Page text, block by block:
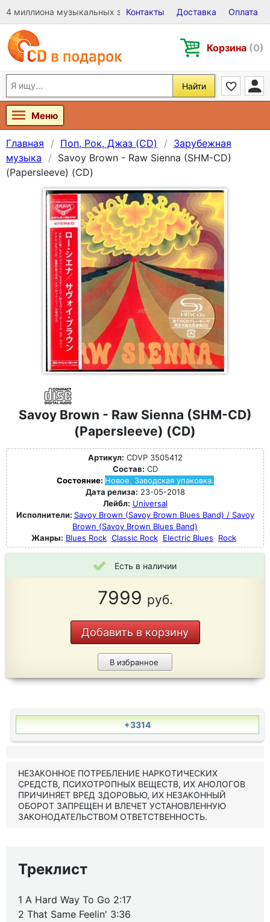
4 миллиона музыкальных записей на Виниле, CD и DVD
Контакты Доставка Оплата
Корзина (0)
Найти
Меню
Главная Поп, Рок, Джаз (CD)
Зарубежная
музыка
Savoy Brown - Raw Sienna (SHM-CD)
(Papersleeve) (CD)
Savoy Brown - Raw Sienna (SHM-CD)
(Papersleeve) (CD)
Артикул: CDVP 3505412
Состав: CD
Состояние: Новое. Заводская упаковка.
Дата релиза: 23-05-2018
Лейбл: Universal
Исполнители: Savoy Brown (Savoy Brown Blues Band) / Savoy
Brown (Savoy Brown Blues Band)
Жанры: Blues Rock Classic Rock Electric Blues Rock
Есть в наличии
7999 руб.
Добавить в корзину
В избранное
+3314
НЕЗАКОННОЕ ПОТРЕБЛЕНИЕ НАРКОТИЧЕСКИХ
СРЕДСТВ, ПСИХОТРОПНЫХ ВЕЩЕСТВ, ИХ АНОЛОГОВ
ПРИЧИНЯЕТ ВРЕД ЗДОРОВЬЮ, ИХ НЕЗАКОННЫЙ
ОБОРОТ ЗАПРЕЩЕН И ВЛЕЧЕТ УСТАНОВЛЕННУЮ
ЗАКОНОДАТЕЛЬСТВОМ ОТВЕТСТВЕННОСТЬ.
Треклист
1 A Hard Way To Go 2:17
2 That Same Feelin' 3:36